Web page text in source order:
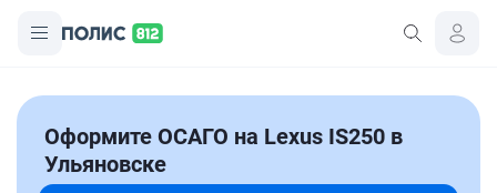
Оформите ОСАГО на Lexus IS250 в
Ульяновске